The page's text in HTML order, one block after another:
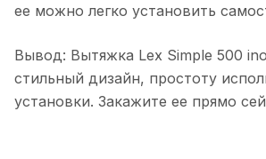
ее можно легко установить
Вывод: Вытяжка Lex Simple 500
стильный дизайн, простоту
установки. Закажите ее прямо